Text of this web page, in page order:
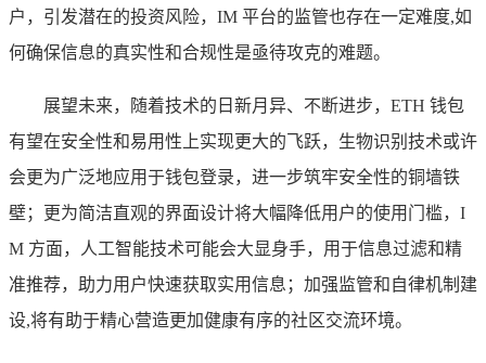
户，引发潜在的投资风险，IM 平台的监管也存在一定难度,如
何确保信息的真实性和合规性是亟待攻克的难题。
展望未来，随着技术的日新月异、不断进步，ETH 钱包
有望在安全性和易用性上实现更大的飞跃，生物识别技术或许
会更为广泛地应用于钱包登录，进一步筑牢安全性的铜墙铁
壁；更为简洁直观的界面设计将大幅降低用户的使用门槛，I
M 方面，人工智能技术可能会大显身手，用于信息过滤和精
准推荐，助力用户快速获取实用信息；加强监管和自律机制建
设,将有助于精心营造更加健康有序的社区交流环境。